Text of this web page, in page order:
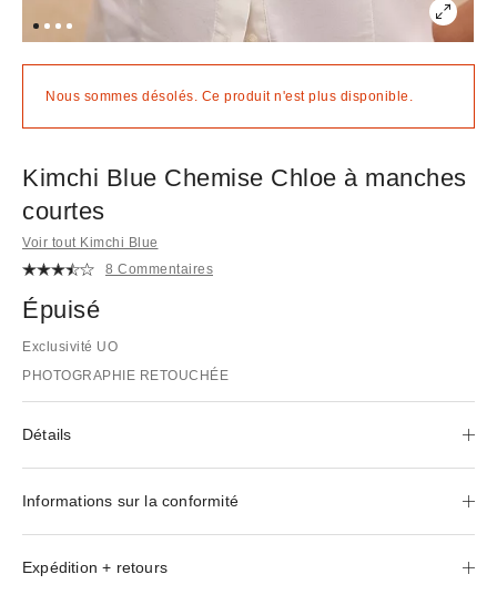
Nous sommes désolés. Ce produit n'est plus disponible.
Kimchi Blue Chemise Chloe à manches
courtes
Voir tout Kimchi Blue
8 Commentaires
Épuisé
Exclusivité UO
PHOTOGRAPHIE RETOUCHÉE
Détails
Informations sur la conformité
Expédition + retours